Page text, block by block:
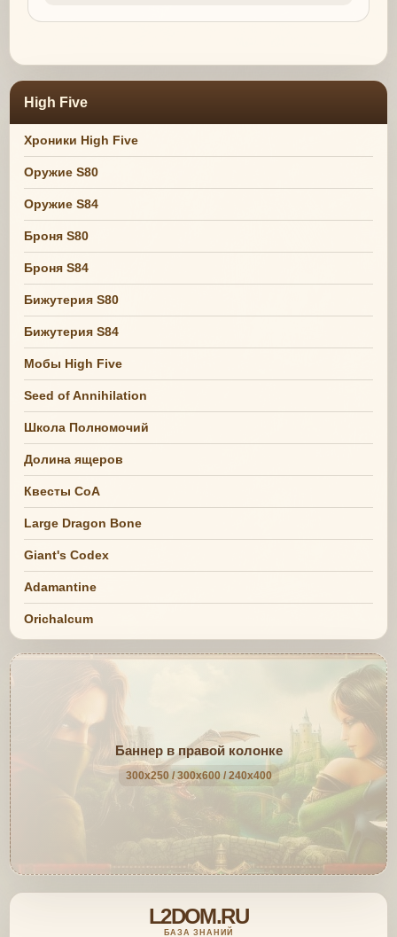
High Five
Хроники High Five
Оружие S80
Оружие S84
Броня S80
Броня S84
Бижутерия S80
Бижутерия S84
Мобы High Five
Seed of Annihilation
Школа Полномочий
Долина ящеров
Квесты СоА
Large Dragon Bone
Giant's Codex
Adamantine
Orichalcum
Баннер в правой колонке
300x250 / 300x600 / 240x400
L2DOM.RU
БАЗА ЗНАНИЙ